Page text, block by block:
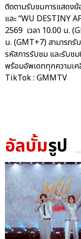
ติดตามรับชมการแสดง
และ “WU DESTINY
2569 เวลา 10.00 น.
น. (GMT+7) สามารถรั
รหัสการรับชม และรับช
พร้อมอัพเดททุกความเ
TikTok : GMMTV
อัลบั้มรูป